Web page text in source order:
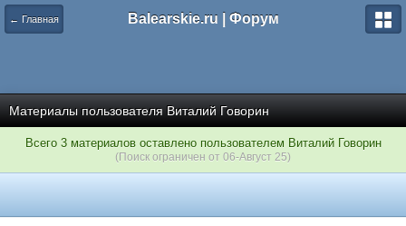
← Главная Balearskie.ru | Форум
Материалы пользователя Виталий Говорин
Всего 3 материалов оставлено пользователем Виталий Говорин
(Поиск ограничен от 06-Август 25)